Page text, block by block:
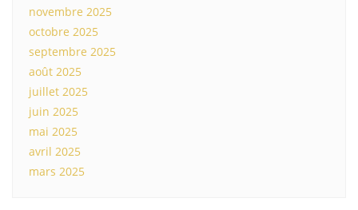
novembre 2025
octobre 2025
septembre 2025
août 2025
juillet 2025
juin 2025
mai 2025
avril 2025
mars 2025